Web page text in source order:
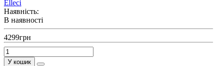
Elleci
Наявність:
В наявності
4299грн
У кошик